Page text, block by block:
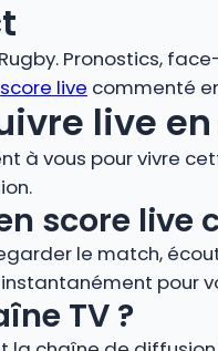
Pronostics,
score live commenté
live
à vous pour vivre
score live
le match,
pour
TV ?